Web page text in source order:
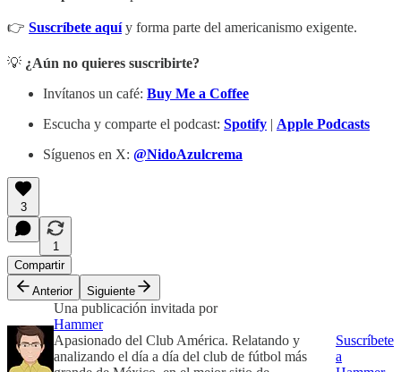
👉 Suscríbete aquíy forma parte del americanismo exigente.
💡 ¿Aún no quieres suscribirte?
Invítanos un café: Buy Me a Coffee
Escucha y comparte el podcast: Spotify
Apple Podcasts
Síguenos en X: @NidoAzulcrema
3
1
Compartir
Anterior
Siguiente
Una publicación invitada por
Hammer
Apasionado del Club América. Relatando y
analizando el día a día del club de fútbol más
Suscríbete
a